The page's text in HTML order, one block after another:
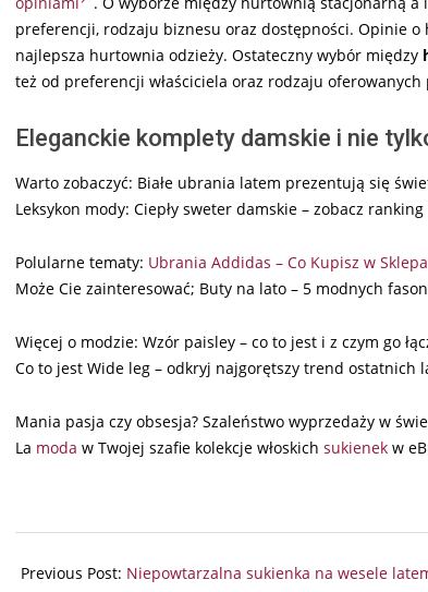
preferencji, rodzaju biznesu oraz dostępności. Opinie
najlepsza hurtownia odzieży. Ostateczny wybór między
też od preferencji właściciela oraz rodzaju
Eleganckie komplety damskie i nie
Warto zobaczyć: Białe ubrania latem prezentują się
Leksykon mody: Ciepły sweter damskie – zobacz
Polularne tematy: Ubrania Addidas – Co Kupisz w
Może Cie zainteresować; Buty na lato – 5 modnych
Więcej o modzie: Wzór paisley – co to jest i z czym go
Co to jest Wide leg – odkryj najgorętszy trend ostatnich
Mania pasja czy obsesja? Szaleństwo wyprzedaży w
La moda w Twojej szafie kolekcje włoskich sukienek w
05-
Previous Post: Niepowtarzalna sukienka na wesele